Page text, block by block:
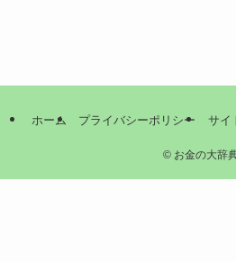
ホーム プライバシーポリシー サイ
©お金の大辞